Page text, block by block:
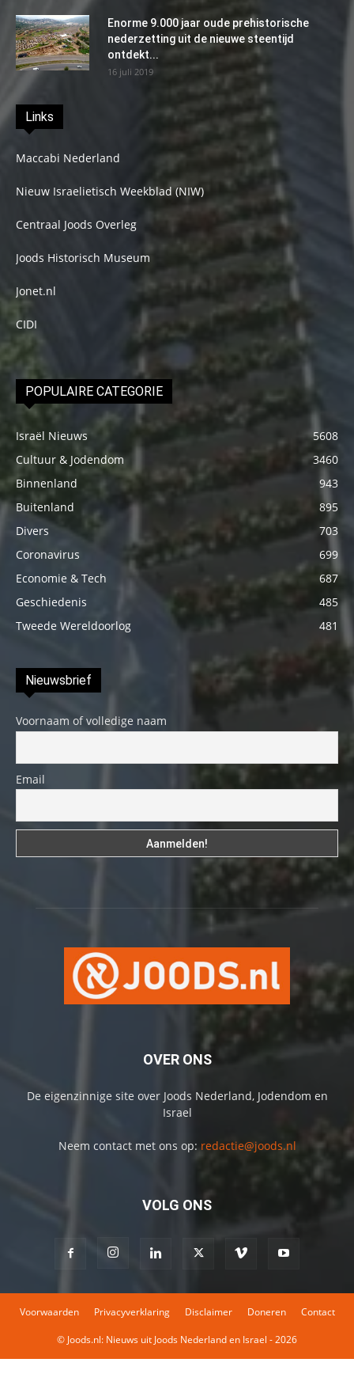
Enorme 9.000 jaar oude prehistorische
nederzetting uit de nieuwe steentijd
ontdekt...
16 juli 2019
Links
Maccabi Nederland
Nieuw Israelietisch Weekblad (NIW)
Centraal Joods Overleg
Joods Historisch Museum
Jonet.nl
CIDI
POPULAIRE CATEGORIE
Israël Nieuws
5608
Cultuur & Jodendom
3460
Binnenland
943
Buitenland
895
Divers
703
Coronavirus
699
Economie & Tech
687
Geschiedenis
485
Tweede Wereldoorlog
481
Nieuwsbrief
Voornaam of volledige naam
Email
OVER ONS
De eigenzinnige site over Joods Nederland, Jodendom en
Israel
Neem contact met ons op: redactie@joods.nl
VOLG ONS
Voorwaarden Privacyverklaring Disclaimer Doneren Contact
© Joods.nl: Nieuws uit Joods Nederland en Israel - 2026